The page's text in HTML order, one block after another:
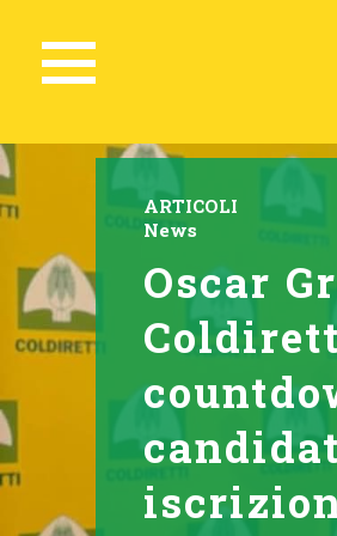
ARTICOLI
News
Oscar